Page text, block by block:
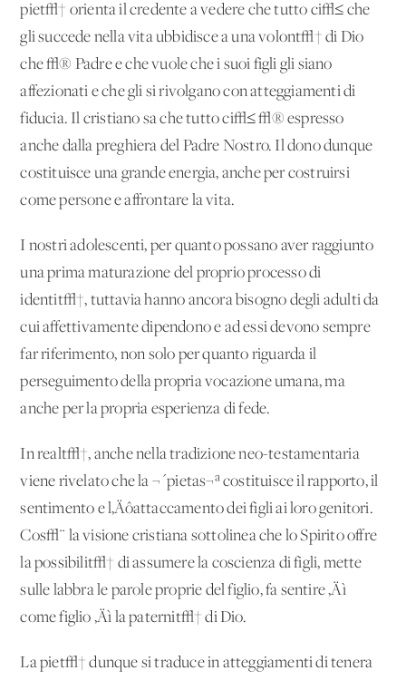
piet√† orienta il credente a vedere che tutto ci√≤ che
gli succede nella vita ubbidisce a una volont√† di Dio
che √® Padre e che vuole che i suoi figli gli siano
affezionati e che gli si rivolgano con atteggiamenti di
fiducia. Il cristiano sa che tutto ci√≤ √® espresso
anche dalla preghiera del Padre Nostro. Il dono dunque
costituisce una grande energia, anche per costruirsi
come persone e affrontare la vita.
I nostri adolescenti, per quanto possano aver raggiunto
una prima maturazione del proprio processo di
identit√†, tuttavia hanno ancora bisogno degli adulti da
cui affettivamente dipendono e ad essi devono sempre
far riferimento, non solo per quanto riguarda il
perseguimento della propria vocazione umana, ma
anche per la propria esperienza di fede.
In realt√†, anche nella tradizione neo-testamentaria
viene rivelato che la ¬´pietas¬ª costituisce il rapporto, il
sentimento e l‚Äôattaccamento dei figli ai loro genitori.
Cos√¨ la visione cristiana sottolinea che lo Spirito offre
la possibilit√† di assumere la coscienza di figli, mette
sulle labbra le parole proprie del figlio, fa sentire ‚Äì
come figlio ‚Äì la paternit√† di Dio.
La piet√† dunque si traduce in atteggiamenti di tenera